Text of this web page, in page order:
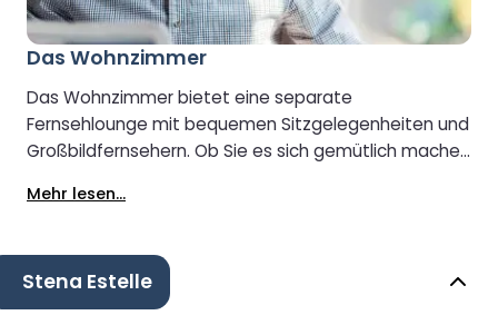
Das Wohnzimmer
Das Wohnzimmer bietet eine separate
Fernsehlounge mit bequemen Sitzgelegenheiten und
Großbildfernsehern. Ob Sie es sich gemütlich machen
möchten – Sie haben die Wahl.
Mehr lesen...
Stena Estelle